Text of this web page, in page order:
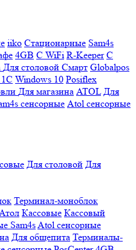
iiko Стационарные Sam4s
4GB С WiFi R-Keeper С
Для столовой Смарт Globalpos
Windows 10 Posiflex
Для магазина ATOL Для
сенсорные Atol сенсорные
Для столовой Для
Терминал-моноблок
Кассовые Кассовый
Sam4sAtol сенсорные
Для общепита Терминалы-